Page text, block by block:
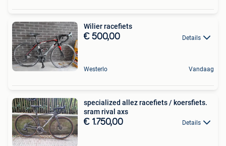
Wilier racefiets
€ 500,00 Details
Westerlo Vandaag
specialized allez racefiets / koersfiets.
sram rival axs
€ 1.750,00 Details